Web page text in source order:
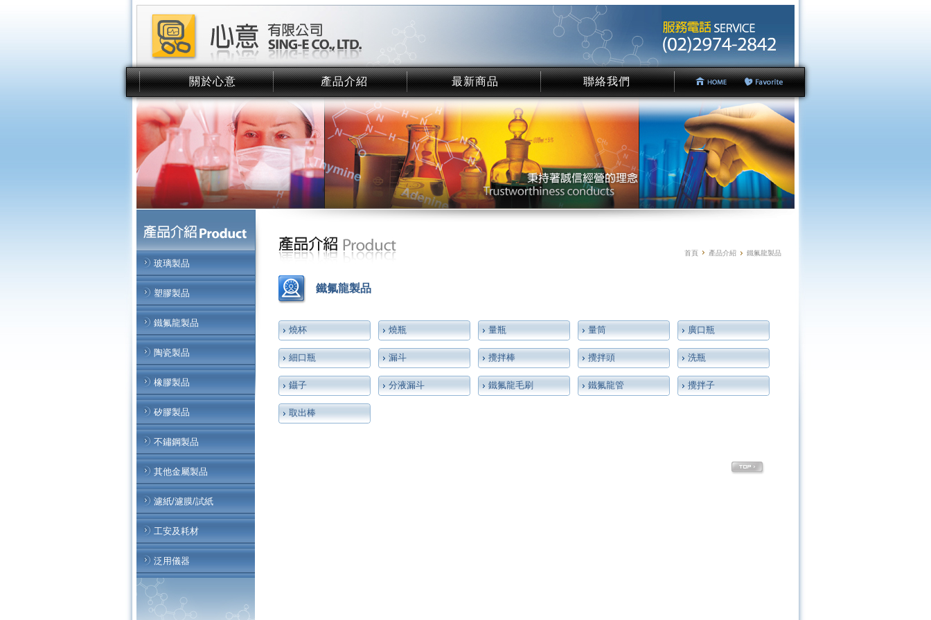
關於心意
About Us
產品介紹
Product
最新商品
NEW Product
聯絡我們
Contact Us
玻璃製品
塑膠製品
鐵氟龍製品
陶瓷製品
橡膠製品
矽膠製品
不鏽鋼製品
其他金屬製品
濾紙/濾膜/試紙
工安及耗材
泛用儀器
首頁 產品介紹 鐵氟龍製品
鐵氟龍製品
燒杯 燒瓶 量瓶 量筒 廣口瓶
細口瓶 漏斗 攪拌棒 攪拌頭 洗瓶
鑷子 分液漏斗 鐵氟龍毛刷 鐵氟龍管 攪拌子
取出棒